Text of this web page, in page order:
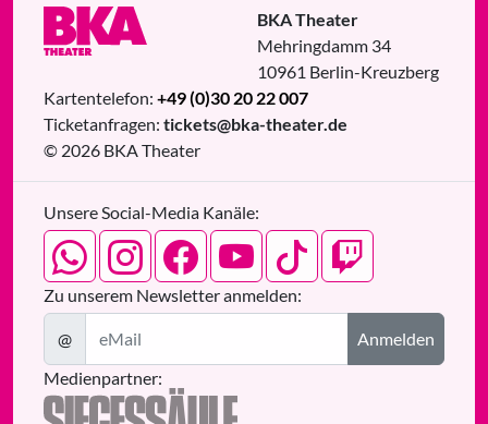
BKA Theater
Mehringdamm 34
10961 Berlin-Kreuzberg
Kartentelefon: +49 (0)30 20 22 007
Ticketanfragen: tickets@bka-theater.de
© 2026 BKA Theater
Unsere Social-Media Kanäle:
Zu unserem Newsletter anmelden:
@
Anmelden
Medienpartner: